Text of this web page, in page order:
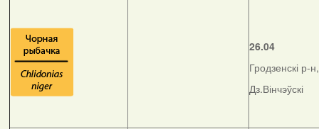
26.04
Гродзенскі р-н,
Дз.Вінчэўскі